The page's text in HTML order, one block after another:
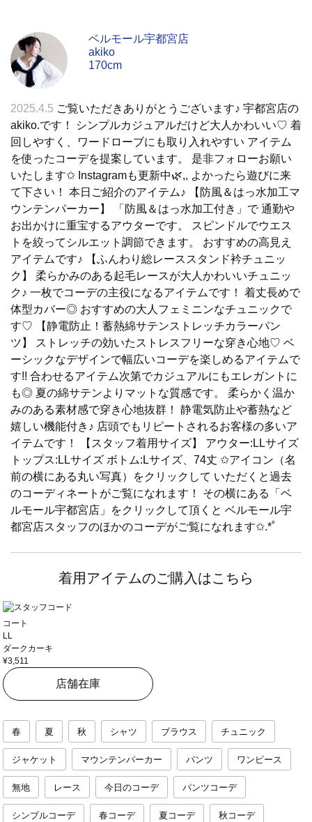
ベルモール宇都宮店
akiko
170cm
2025.4.5 ご覧いただきありがとうございます♪ 宇都宮店の
akiko.です！ シンプルカジュアルだけど大人かわいい♡ 着
回しやすく、ワードローブにも取り入れやすい アイテム
を使ったコーデを提案しています。 是非フォローお願い
いたします✩︎ Instagramも更新中🌿,, よかったら遊びに来
て下さい！ 本日ご紹介のアイテム♪ 【防風＆はっ水加工マ
ウンテンパーカー】 「防風＆はっ水加工付き」で 通勤や
お出かけに重宝するアウターです。 スピンドルでウエス
トを絞ってシルエット調節できます。 おすすめの高見え
アイテムです♪ 【ふんわり総レーススタンド衿チュニッ
ク】 柔らかみのある起毛レースが大人かわいいチュニッ
ク♪ 一枚でコーデの主役になるアイテムです！ 着丈長めで
体型カバー◎ おすすめの大人フェミニンなチュニックで
す♡ 【静電防止！蓄熱綿サテンストレッチカラーパン
ツ】 ストレッチの効いたストレスフリーな穿き心地♡ ベ
ーシックなデザインで幅広いコーデを楽しめるアイテムで
す!! 合わせるアイテム次第でカジュアルにもエレガントに
も◎ 夏の綿サテンよりマットな質感です。 柔らかく温か
みのある素材感で穿き心地抜群！ 静電気防止や蓄熱など
嬉しい機能付き♪ 店頭でもリピートされるお客様の多いア
イテムです！ 【スタッフ着用サイズ】 アウター:LLサイズ
トップス:LLサイズ ボトム:Lサイズ、74丈 ✩アイコン（名
前の横にある丸い写真）をクリックして いただくと過去
のコーディネートがご覧になれます！ その横にある「ベ
ルモール宇都宮店」をクリックして頂くと ベルモール宇
都宮店スタッフのほかのコーデがご覧になれます✩.*˚
着用アイテムのご購入はこちら
コート
LL
ダークカーキ
¥3,511
店舗在庫
春 夏 秋 シャツ ブラウス チュニック
ジャケット マウンテンパーカー パンツ ワンピース
無地 レース 今日のコーデ パンツコーデ
シンプルコーデ 春コーデ 夏コーデ 秋コーデ